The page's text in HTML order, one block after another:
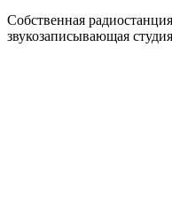
Собственная
звукозаписывающая студия